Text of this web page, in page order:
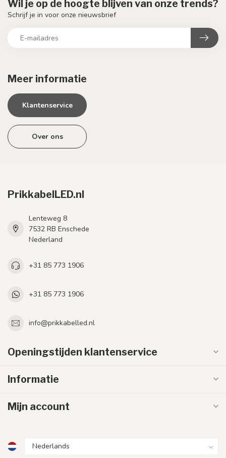
Meer informatie
Klantenservice
Over ons
Wil je op de hoogte blijven van onze trends?
Schrijf je in voor onze nieuwsbrief
PrikkabelLED.nl
Lenteweg 8
7532 RB Enschede
Nederland
+31 85 773 1906
+31 85 773 1906
info@prikkabelled.nl
Openingstijden klantenservice
Informatie
Mijn account